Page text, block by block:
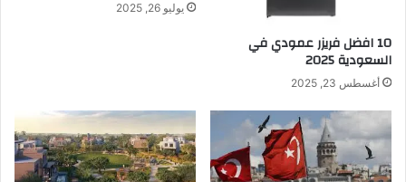
10 افضل فريزر عمودي​ في
السعودية​ 2025
أغسطس 23, 2025
يوليو 26, 2025